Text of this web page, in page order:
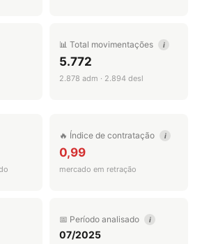
📊 Total movimentações i
5.772
2.878 adm · 2.894 desl
🔥 Índice de contratação i
0,99
mercado em retração
📅 Período analisado i
07/2025